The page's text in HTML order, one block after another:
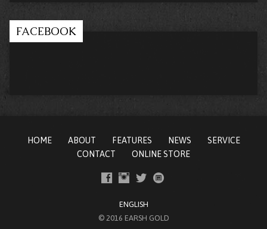
FACEBOOK
HOME ABOUT FEATURES NEWS
SERVICE
CONTACT
ONLINE STORE
ENGLISH
© 2016 EARSH GOLD